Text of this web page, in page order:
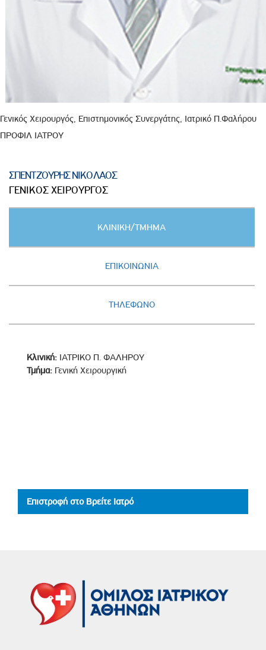
Γενικός Χειρουργός, Επιστημονικός Συνεργάτης, Ιατρικό Π.Φαλήρου
ΠΡΟΦΙΛ ΙΑΤΡΟΥ
ΣΠΕΝΤΖΟΥΡΗΣ ΝΙΚΟΛΑΟΣ
ΓΕΝΙΚΟΣ ΧΕΙΡΟΥΡΓΟΣ
ΚΛΙΝΙΚΗ/ΤΜΗΜΑ
ΕΠΙΚΟΙΝΩΝΙΑ
ΤΗΛΕΦΩΝΟ
Κλινική: ΙΑΤΡΙΚΟ Π. ΦΑΛΗΡΟΥ
Τμήμα: Γενική Χειρουργική
Επιστροφή στο Βρείτε Ιατρό